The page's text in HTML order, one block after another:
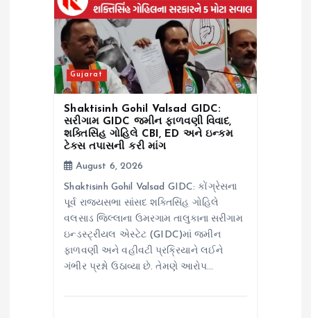
Gujarat
Shaktisinh Gohil Valsad GIDC:
સરીગામ GIDC જમીન ફાળવણી વિવાદ,
શક્તિસિંહ ગોહિલે CBI, ED અને ઇન્કમ
ટેક્સ તપાસની કરી માંગ
August 6, 2026
Shaktisinh Gohil Valsad GIDC: કોંગ્રેસના
પૂર્વ રાજ્યસભા સાંસદ શક્તિસિંહ ગોહિલે
વલસાડ જિલ્લાના ઉમરગામ તાલુકાના સરીગામ
ઇન્ડસ્ટ્રીયલ એસ્ટેટ (GIDC)માં જમીન
ફાળવણી અને વહીવટી પ્રક્રિયાને લઈને
ગંભીર પ્રશ્નો ઉઠાવ્યા છે. તેમણે આરોપ…